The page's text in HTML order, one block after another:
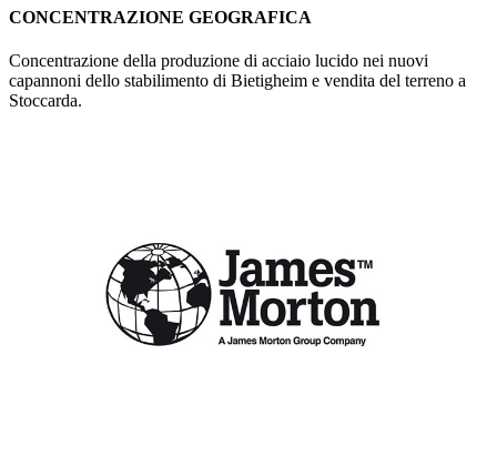
CONCENTRAZIONE GEOGRAFICA
Concentrazione della produzione di acciaio lucido nei nuovi
capannoni dello stabilimento di Bietigheim e vendita del terreno a
Stoccarda.